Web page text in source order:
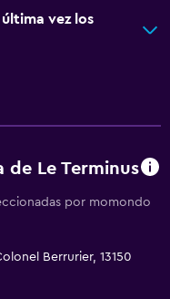
vez los
de Le Terminus
por momondo
Berrurier, 13150